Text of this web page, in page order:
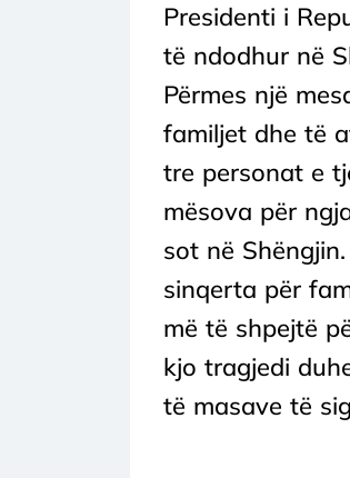
Presidenti i
të ndodhur në
Përmes një
familjet dhe të
tre personat e
mësova për
sot në
sinqerta për
më të shpejtë
kjo tragjedi
të masave të